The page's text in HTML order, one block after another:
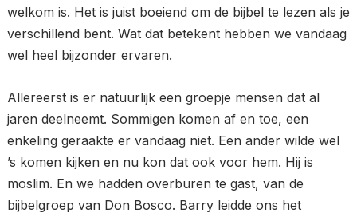
welkom is. Het is juist boeiend om de bijbel te lezen als je
verschillend bent. Wat dat betekent hebben we vandaag
wel heel bijzonder ervaren.
Allereerst is er natuurlijk een groepje mensen dat al
jaren deelneemt. Sommigen komen af en toe, een
enkeling geraakte er vandaag niet. Een ander wilde wel
’s komen kijken en nu kon dat ook voor hem. Hij is
moslim. En we hadden overburen te gast, van de
bijbelgroep van Don Bosco. Barry leidde ons het